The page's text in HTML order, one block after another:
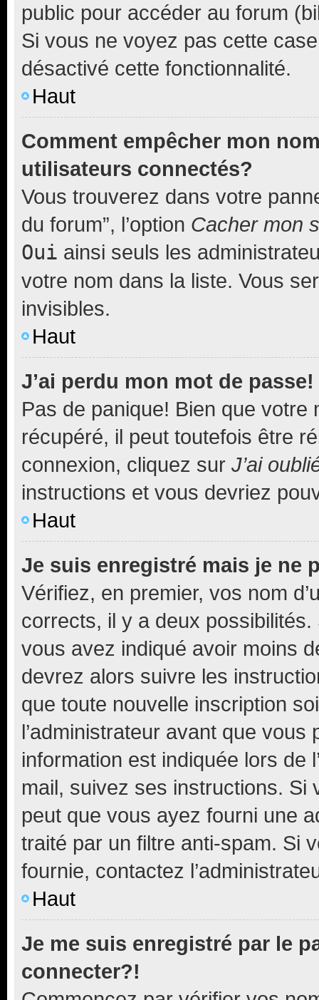
public pour accéder au forum
Si vous ne voyez pas cette
désactivé cette fonctionnalité.
Haut
Comment empêcher mon
utilisateurs connectés?
Vous trouverez dans votre
du forum”, l’option Cacher mon
Oui ainsi seuls les
votre nom dans la liste. Vous
invisibles.
Haut
J’ai perdu mon mot de passe!
Pas de panique! Bien que
récupéré, il peut toutefois être
connexion, cliquez sur J’ai
instructions et vous devriez
Haut
Je suis enregistré mais je ne
Vérifiez, en premier, vos nom
corrects, il y a deux
vous avez indiqué avoir moins
devrez alors suivre les
que toute nouvelle inscription
l’administrateur avant que
information est indiquée lors de
mail, suivez ses instructions. Si
peut que vous ayez fourni une
traité par un filtre anti-spam. Si
fournie, contactez
Haut
Je me suis enregistré par le
connecter?!